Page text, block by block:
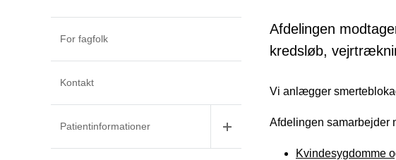
For fagfolk
Kontakt
Patientinformationer
Afdelingen
kredsløb,
Vi anlægger
Afdelingen samarbejder
Kvindesygdomme